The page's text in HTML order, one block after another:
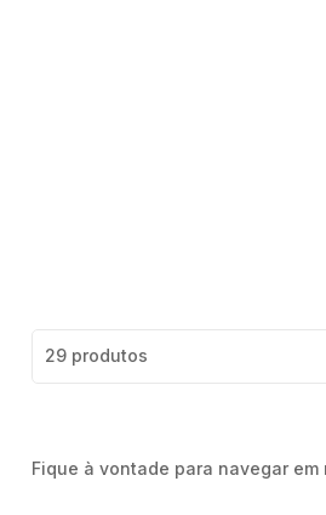
29 produtos
Fique à vontade para navegar